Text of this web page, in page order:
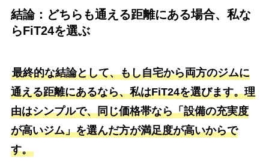
結論：どちらも通える距離にある場合、私な
らFiT24を選ぶ
最終的な結論として、もし自宅から両方のジムに
通える距離にあるなら、私はFiT24を選びます。理
由はシンプルで、同じ価格帯なら「設備の充実度
が高いジム」を選んだ方が満足度が高いからで
す。